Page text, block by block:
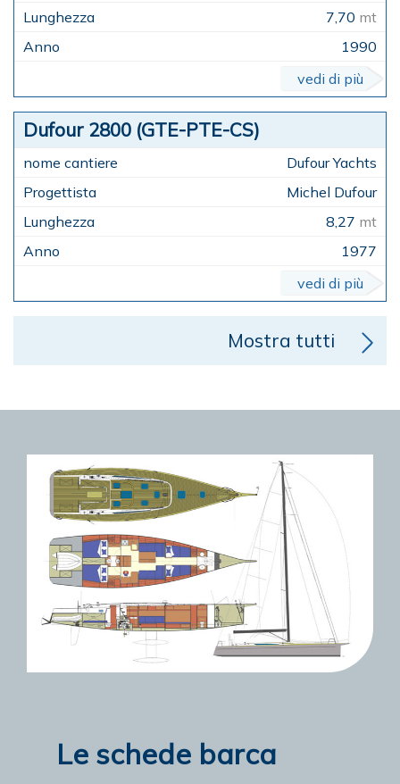
7,70 mt
1990
vedi di più
Dufour 2800 (GTE-PTE-CS)
Dufour Yachts
Michel Dufour
8,27 mt
1977
vedi di più
Mostra tutti
Le schede barca